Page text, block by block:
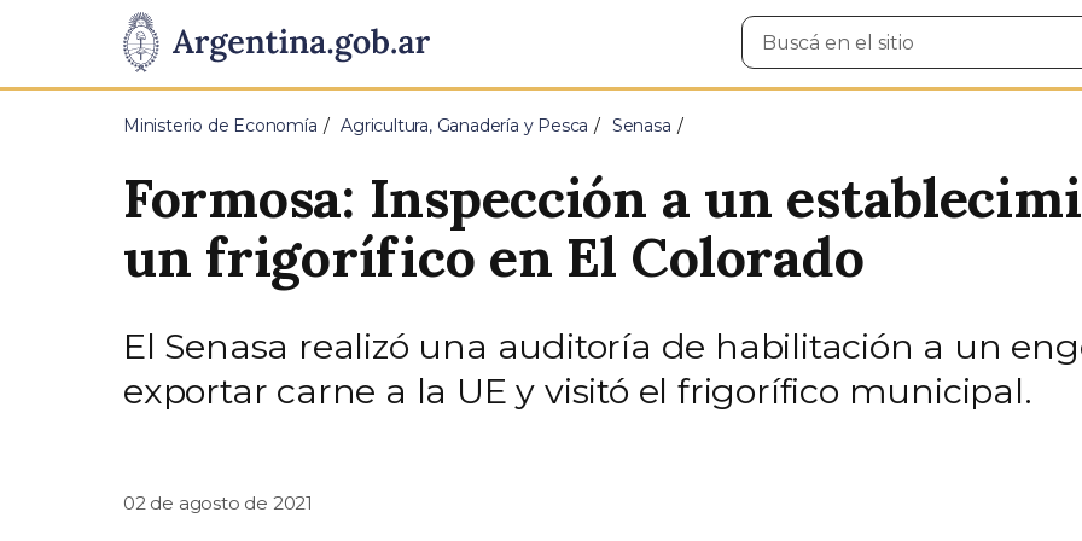
Presidencia
de
Pasar al contenido principal
Buscar
en
Ministerio de Economía Agricultura, Ganadería y Pesca Senasa
Formosa: Inspección a un
un frigorífico en El Colorado
El Senasa realizó una auditoría de habilitación a un
exportar carne a la UE y visitó el frigorífico municipal.
02 de agosto de 2021